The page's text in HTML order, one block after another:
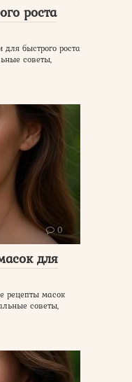
роста
быстрого роста
советы,
0
для
рецепты масок
советы,